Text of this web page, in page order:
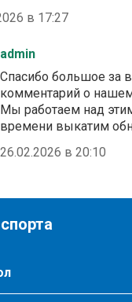
в 17:27
admin
Спасибо большое за
комментарий о
Мы работаем над
времени выкатим
26.02.2026 в 20:10